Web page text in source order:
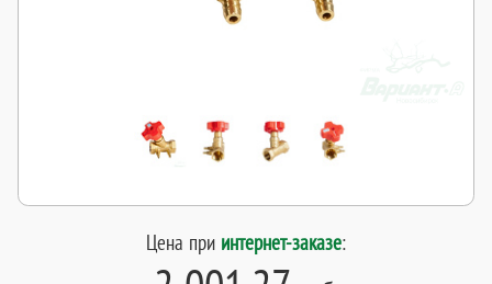
Цена при интернет-заказе: